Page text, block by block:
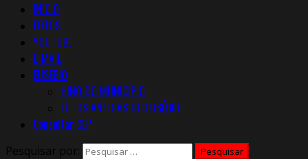
INÍCIO
FOTOS
YOUTUBE
E-MAIL
EUSÉBIO
HINO DO MUNICÍPIO
FOTOS ANTIGAS DO EUSÉBIO
Consultar CEP
Pesquisar por: